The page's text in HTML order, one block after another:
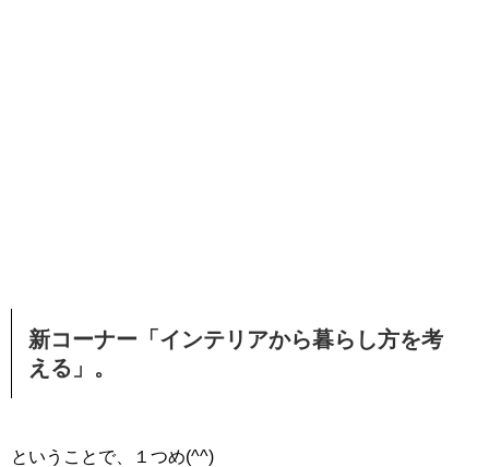
新コーナー「インテリアから暮らし方を考
える」。
ということで、１つめ(^^)